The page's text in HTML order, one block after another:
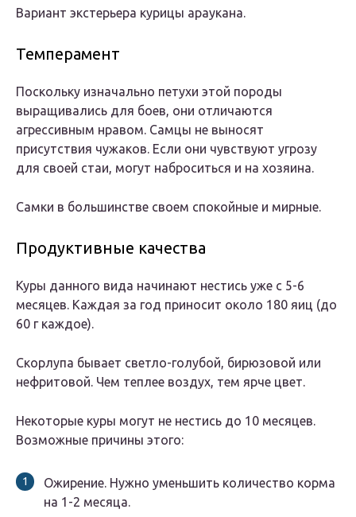
Вариант экстерьера курицы араукана.
Темперамент
Поскольку изначально петухи этой породы
выращивались для боев, они отличаются
агрессивным нравом. Самцы не выносят
присутствия чужаков. Если они чувствуют угрозу
для своей стаи, могут наброситься и на хозяина.
Самки в большинстве своем спокойные и мирные.
Продуктивные качества
Куры данного вида начинают нестись уже с 5-6
месяцев. Каждая за год приносит около 180 яиц (до
60 г каждое).
Скорлупа бывает светло-голубой, бирюзовой или
нефритовой. Чем теплее воздух, тем ярче цвет.
Некоторые куры могут не нестись до 10 месяцев.
Возможные причины этого:
Ожирение. Нужно уменьшить количество корма
на 1-2 месяца.